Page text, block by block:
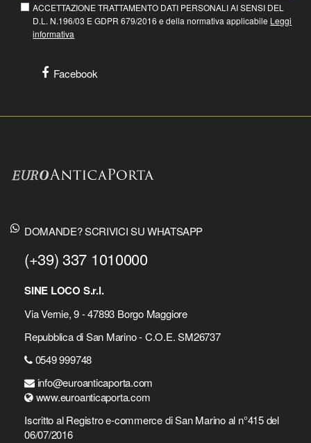
ACCETTAZIONE TRATTAMENTO DATI PERSONALI AI SENSI DEL
D.L. N.196/03 E GDPR 679/2016 e della normativa applicabile Leggi
informativa
Facebook
DOMANDE? SCRIVICI SU WHATSAPP
(+39) 337 1010000
SINE LOCO S.r.l.
Via Vernie, 9 - 47893 Borgo Maggiore
Repubblica di San Marino - C.O.E. SM26737
0549 999748
info@euroanticaporta.com
www.euroanticaporta.com
Iscritto al Registro e-commerce di San Marino al n°415 del
06/07/2016